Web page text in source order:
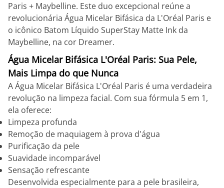
Paris + Maybelline. Este duo excepcional reúne a
revolucionária Água Micelar Bifásica da L'Oréal Paris e
o icônico Batom Líquido SuperStay Matte Ink da
Maybelline, na cor Dreamer.
Água Micelar Bifásica L'Oréal Paris: Sua Pele,
Mais Limpa do que Nunca
A Água Micelar Bifásica L'Oréal Paris é uma verdadeira
revolução na limpeza facial. Com sua fórmula 5 em 1,
ela oferece:
Limpeza profunda
Remoção de maquiagem à prova d'água
Purificação da pele
Suavidade incomparável
Sensação refrescante
Desenvolvida especialmente para a pele brasileira,